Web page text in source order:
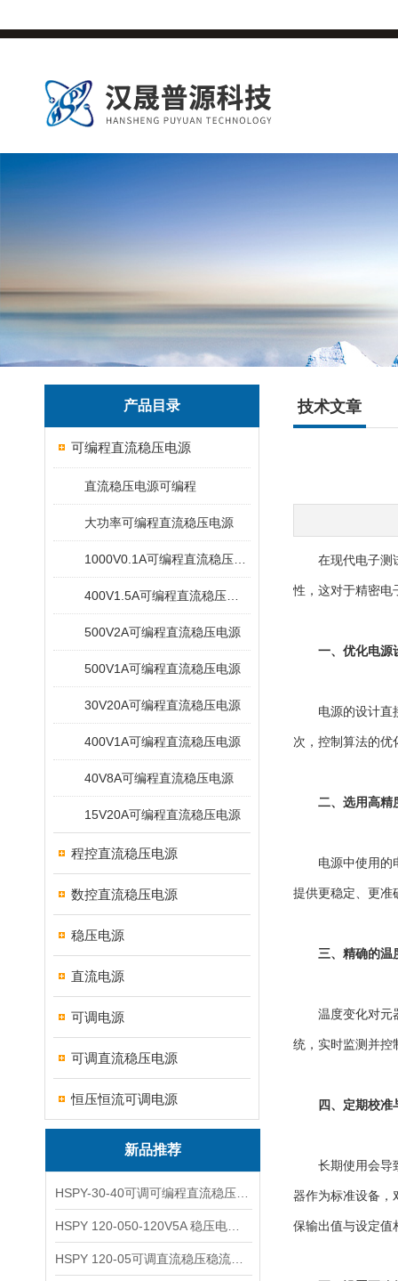
产品目录
可编程直流稳压电源
直流稳压电源可编程
大功率可编程直流稳压电源
500V2A可编程直流稳压电源
500V1A可编程直流稳压电源
30V20A可编程直流稳压电源
400V1A可编程直流稳压电源
40V8A可编程直流稳压电源
15V20A可编程直流稳压电源
程控直流稳压电源
数控直流稳压电源
稳压电源
直流电源
可调电源
可调直流稳压电源
恒压恒流可调电源
新品推荐
技术文章
在现代电子测试
性，这对于精密电
一、优化电源
电源的设计直接
次，控制算法的优
二、选用高精
电源中使用的电
提供更稳定、更准
三、精确的温
温度变化对元器
统，实时监测并控
四、定期校准
长期使用会导致
器作为标准设备，
保输出值与设定值